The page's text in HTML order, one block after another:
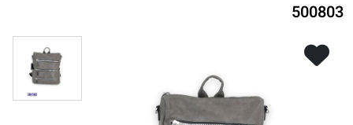
500803